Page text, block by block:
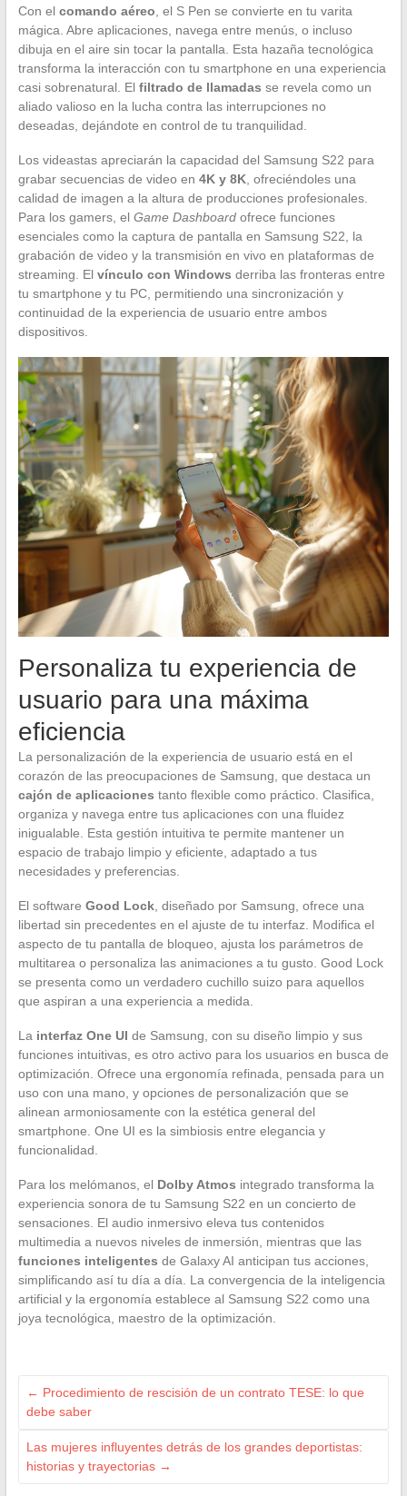
Con el comando aéreo , el S Pen se convierte en tu varita
mágica. Abre aplicaciones, navega entre menús, o incluso
dibuja en el aire sin tocar la pantalla. Esta hazaña tecnológica
transforma la interacción con tu smartphone en una experiencia
casi sobrenatural. El filtrado de llamadas se revela como un
aliado valioso en la lucha contra las interrupciones no
deseadas, dejándote en control de tu tranquilidad.
Los videastas apreciarán la capacidad del Samsung S22 para
grabar secuencias de video en 4K y 8K, ofreciéndoles una
calidad de imagen a la altura de producciones profesionales.
Para los gamers, el Game Dashboardofrece funciones
esenciales como la captura de pantalla en Samsung S22, la
grabación de video y la transmisión en vivo en plataformas de
streaming. El vínculo con Windows derriba las fronteras entre
tu smartphone y tu PC, permitiendo una sincronización y
continuidad de la experiencia de usuario entre ambos
dispositivos.
Personaliza tu experiencia de
usuario para una máxima
eficiencia
La personalización de la experiencia de usuario está en el
corazón de las preocupaciones de Samsung, que destaca un
cajón de aplicaciones tanto flexible como práctico. Clasifica,
organiza y navega entre tus aplicaciones con una fluidez
inigualable. Esta gestión intuitiva te permite mantener un
espacio de trabajo limpio y eficiente, adaptado a tus
necesidades y preferencias.
El software Good Lock, diseñado por Samsung, ofrece una
libertad sin precedentes en el ajuste de tu interfaz. Modifica el
aspecto de tu pantalla de bloqueo, ajusta los parámetros de
multitarea o personaliza las animaciones a tu gusto. Good Lock
se presenta como un verdadero cuchillo suizo para aquellos
que aspiran a una experiencia a medida.
La interfaz One UI de Samsung, con su diseño limpio y sus
funciones intuitivas, es otro activo para los usuarios en busca de
optimización. Ofrece una ergonomía refinada, pensada para un
uso con una mano, y opciones de personalización que se
alinean armoniosamente con la estética general del
smartphone. One UI es la simbiosis entre elegancia y
funcionalidad.
Para los melómanos, el Dolby Atmos integrado transforma la
experiencia sonora de tu Samsung S22 en un concierto de
sensaciones. El audio inmersivo eleva tus contenidos
multimedia a nuevos niveles de inmersión, mientras que las
funciones inteligentes de Galaxy AI anticipan tus acciones,
simplificando así tu día a día. La convergencia de la inteligencia
artificial y la ergonomía establece al Samsung S22 como una
joya tecnológica, maestro de la optimización.
← Procedimiento de rescisión de un contrato TESE: lo que
debe saber
Las mujeres influyentes detrás de los grandes deportistas:
historias y trayectorias →